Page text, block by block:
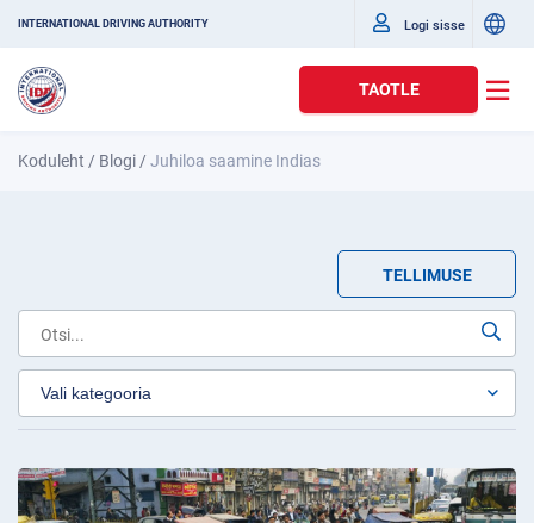
INTERNATIONAL DRIVING AUTHORITY Logi sisse
TAOTLE
Koduleht / Blogi /Juhiloa saamine Indias
TELLIMUSE